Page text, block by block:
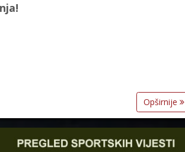
Opširnije